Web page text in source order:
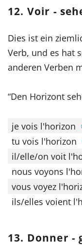
12. Voir -
Dies ist ein
Verb, und es hat
anderen Verben
“Den Horizont
je vois l'horizon
tu vois l'horizon
il/elle/on voit
nous voyons
vous voyez
ils/elles voient
13. Donner -